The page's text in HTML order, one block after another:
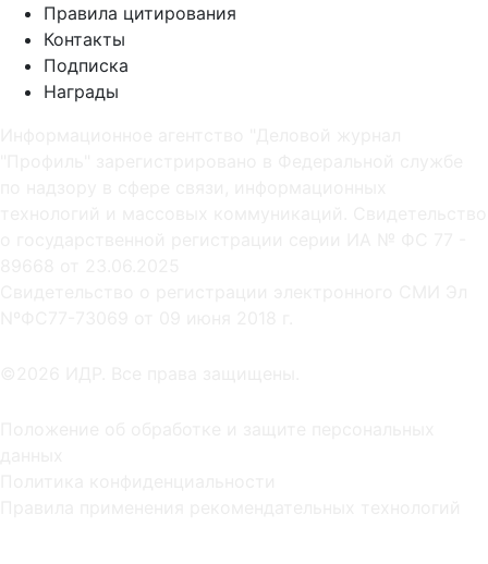
Правила цитирования
Контакты
Подписка
Награды